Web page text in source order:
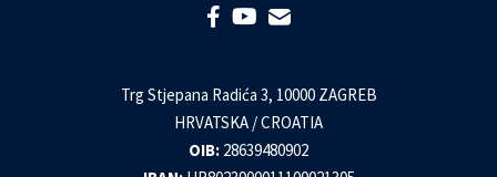
Trg Stjepana Radića 3, 10000 ZAGREB
HRVATSKA / CROATIA
OIB: 28639480902